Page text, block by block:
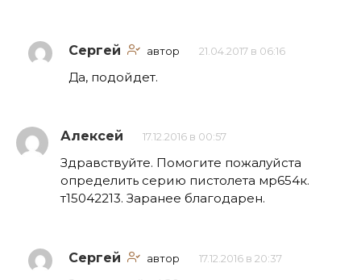
Сергей автор 21.04.2017 в 06:16
Да, подойдет.
Алексей 17.12.2016 в 00:57
Здравствуйте. Помогите пожалуйста
определить серию пистолета мр654к.
т15042213. Заранее благодарен.
Сергей автор 17.12.2016 в 20:37